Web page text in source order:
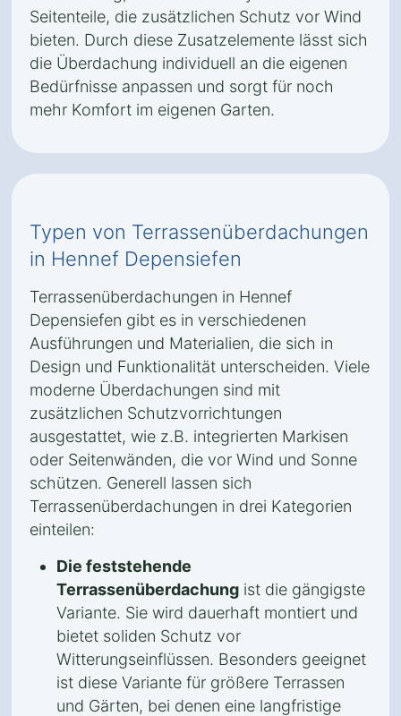
Seitenteile, die zusätzlichen Schutz vor Wind
bieten. Durch diese Zusatzelemente lässt sich
die Überdachung individuell an die eigenen
Bedürfnisse anpassen und sorgt für noch
mehr Komfort im eigenen Garten.
Typen von Terrassenüberdachungen
in Hennef Depensiefen
Terrassenüberdachungen in Hennef
Depensiefen gibt es in verschiedenen
Ausführungen und Materialien, die sich in
Design und Funktionalität unterscheiden. Viele
moderne Überdachungen sind mit
zusätzlichen Schutzvorrichtungen
ausgestattet, wie z.B. integrierten Markisen
oder Seitenwänden, die vor Wind und Sonne
schützen. Generell lassen sich
Terrassenüberdachungen in drei Kategorien
einteilen:
Die feststehende
Terrassenüberdachung ist die gängigste
Variante. Sie wird dauerhaft montiert und
bietet soliden Schutz vor
Witterungseinflüssen. Besonders geeignet
ist diese Variante für größere Terrassen
und Gärten, bei denen eine langfristige